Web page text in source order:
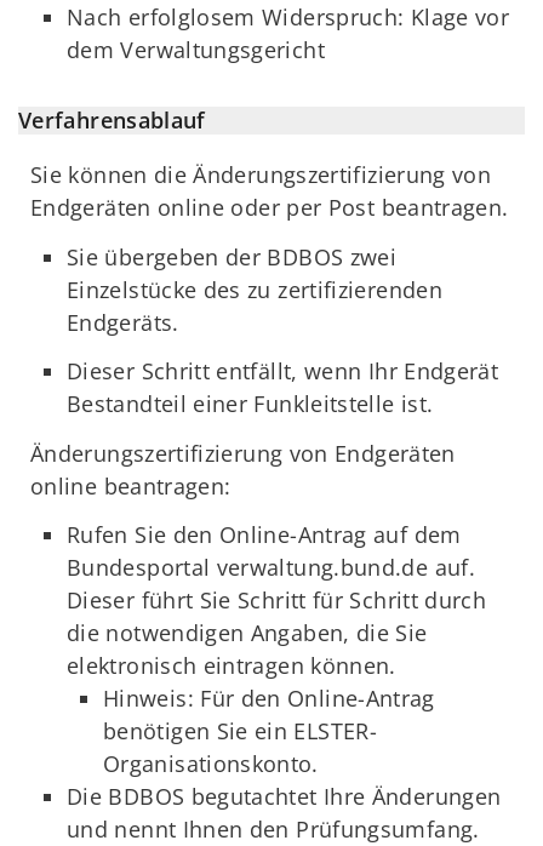
Nach erfolglosem Widerspruch: Klage vor
dem Verwaltungsgericht
Verfahrensablauf
Sie können die Änderungszertifizierung von
Endgeräten online oder per Post beantragen.
Sie übergeben der BDBOS zwei
Einzelstücke des zu zertifizierenden
Endgeräts.
Dieser Schritt entfällt, wenn Ihr Endgerät
Bestandteil einer Funkleitstelle ist.
Änderungszertifizierung von Endgeräten
online beantragen:
Rufen Sie den Online-Antrag auf dem
Bundesportal verwaltung.bund.de auf.
Dieser führt Sie Schritt für Schritt durch
die notwendigen Angaben, die Sie
elektronisch eintragen können.
Hinweis: Für den Online-Antrag
benötigen Sie ein ELSTER-
Organisationskonto.
Die BDBOS begutachtet Ihre Änderungen
und nennt Ihnen den Prüfungsumfang.